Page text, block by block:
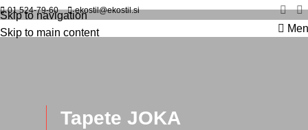
Skip to navigation
Skip to main content
01 524-79-60 ekostil@ekostil.si
Tapete JOKA